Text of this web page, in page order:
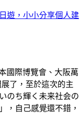
遊，小小分享個人建
國際博覽會、大阪萬
了，至於這次的主
のち輝く未来社会の
，自己感覺還不錯，